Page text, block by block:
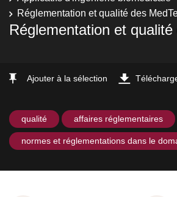
Réglementation et qualité des
Réglementation et
Ajouter à la sélection
qualité affaires réglementaires
normes et réglementations dans le